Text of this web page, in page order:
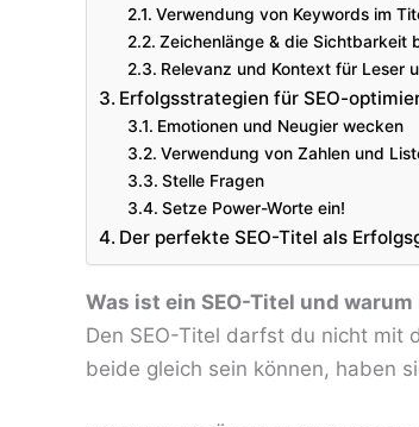
Verwendung von Keywords im
Zeichenlänge & die Sichtbarkeit
Relevanz und Kontext für Leser
Erfolgsstrategien für SEO-
Emotionen und Neugier wecken
Verwendung von Zahlen und
Stelle Fragen
Setze Power-Worte ein!
Der perfekte SEO-Titel als
Was ist ein SEO-Titel und
Den SEO-Titel darfst du nicht mit
beide gleich sein können, haben